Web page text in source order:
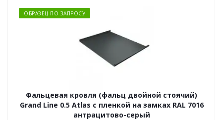
ОБРАЗЕЦ ПО ЗАПРОСУ
Фальцевая кровля (фальц двойной стоячий)
Grand Line 0.5 Atlas с пленкой на замках RAL 7016
антрацитово-серый